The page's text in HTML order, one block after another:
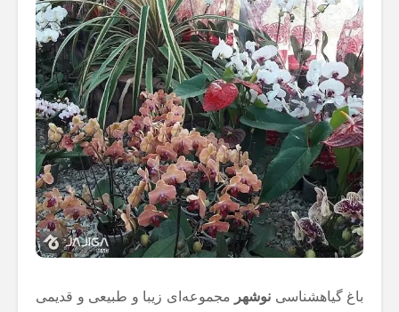
باغ گیاهشناسی نوشهر مجموعه‌ای زیبا و طبیعی و قدیمی